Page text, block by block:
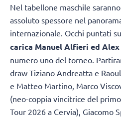
Nel tabellone maschile
assoluto spessore nel
internazionale. Occhi puntati
carica Manuel Alfieri ed
numero uno del torneo.
draw Tiziano Andreatta e
e Matteo Martino, Marco
(neo-coppia vincitrice del
Tour 2026 a Cervia), Giacomo